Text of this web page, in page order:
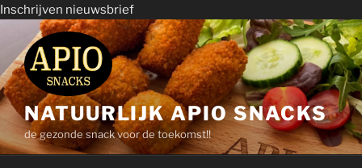
Inschrijven nieuwsbrief
naar
de
inhoud
NATUURLIJK APIO SNACKS
de gezonde snack voor de toekomst!!